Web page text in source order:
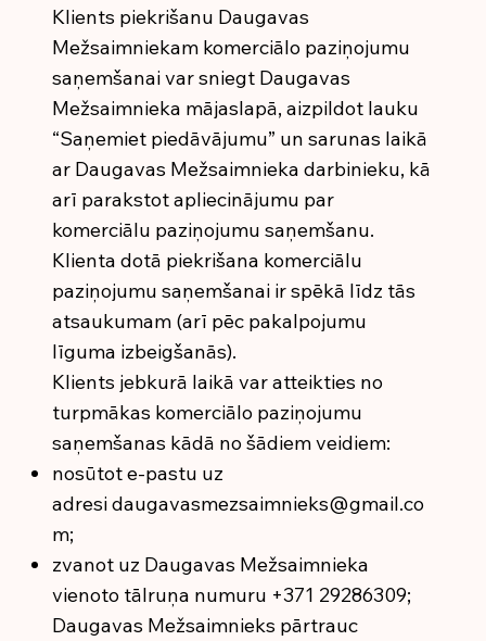
Klients piekrišanu Daugavas
Mežsaimniekam komerciālo paziņojumu
saņemšanai var sniegt Daugavas
Mežsaimnieka mājaslapā, aizpildot lauku
“Saņemiet piedāvājumu” un sarunas laikā
ar Daugavas Mežsaimnieka darbinieku, kā
arī parakstot apliecinājumu par
komerciālu paziņojumu saņemšanu.
Klienta dotā piekrišana komerciālu
paziņojumu saņemšanai ir spēkā līdz tās
atsaukumam (arī pēc pakalpojumu
līguma izbeigšanās).
Klients jebkurā laikā var atteikties no
turpmākas komerciālo paziņojumu
saņemšanas kādā no šādiem veidiem:
nosūtot e-pastu uz
adresidaugavasmezsaimnieks@gmail.co
m;
zvanot uz Daugavas Mežsaimnieka
vienoto tālruņa numuru +371 29286309;
Daugavas Mežsaimnieks pārtrauc